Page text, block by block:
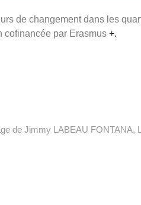
de changement dans les
cofinancée par Erasmus +.
deJimmy LABEAU FONTANA,